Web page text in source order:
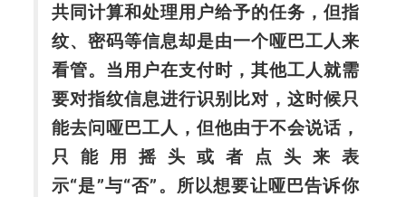
共同计算和处理用户给予的任务，但指
纹、密码等信息却是由一个哑巴工人来
看管。当用户在支付时，其他工人就需
要对指纹信息进行识别比对，这时候只
能去问哑巴工人，但他由于不会说话，
只能用摇头或者点头来表
示“是”与“否”。所以想要让哑巴告诉你